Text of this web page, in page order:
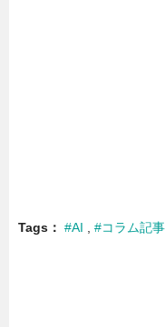
Tags #AI #コラム記事